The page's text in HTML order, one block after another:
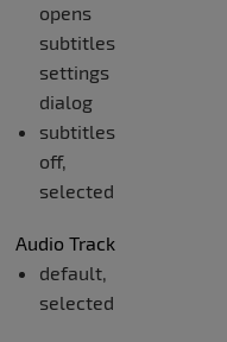
opens
subtitles
settings
dialog
subtitles
off,
selected
Audio Track
default,
selected